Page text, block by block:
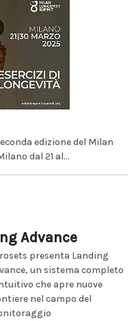
edizione del Milan
dal 21 al...
Advance
presenta Landing
un sistema completo
che apre nuove
nel campo del